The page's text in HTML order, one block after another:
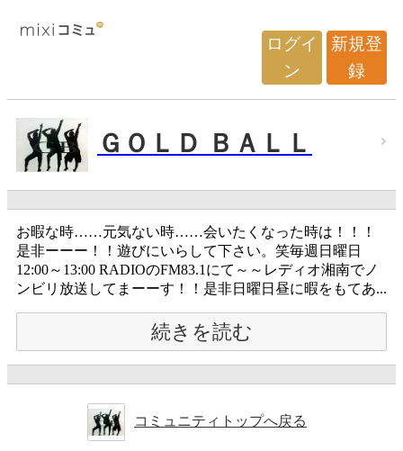
ログイ
ン
新規登
録
ＧＯＬＤ ＢＡＬＬ
お暇な時……元気ない時……会いたくなった時は！！！
是非ーーー！！遊びにいらして下さい。笑毎週日曜日
12:00～13:00 RADIOのFM83.1にて～～レディオ湘南でノ
ンビリ放送してまーーす！！是非日曜日昼に暇をもてあ...
続きを読む
コミュニティトップへ戻る